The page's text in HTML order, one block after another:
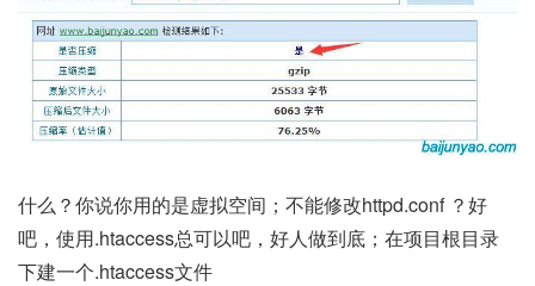
什么？你说你用的是虚拟空间；不能修改httpd.conf ？好
吧，使用.htaccess总可以吧，好人做到底；在项目根目录
下建一个.htaccess文件